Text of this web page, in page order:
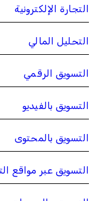
التجارة الإلكترونية
التحليل المالي
التسويق الرقمي
التسويق بالفيديو
التسويق بالمحتوى
التسويق عبر مواقع